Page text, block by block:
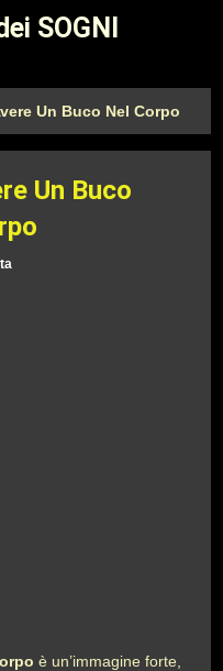
SOGNI
Un Buco Nel Corpo
Un Buco
è un’immagine forte,